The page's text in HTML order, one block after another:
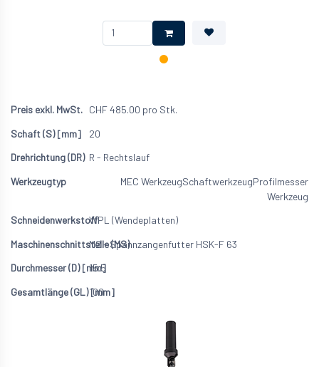
CHF485.00 pro Stk.
20
R - Rechtslauf
MEC WerkzeugSchaftwerkzeugProfilmesser
Werkzeug
WPL (Wendeplatten)
M2 - Spannzangenfutter HSK-F 63
15.5
100